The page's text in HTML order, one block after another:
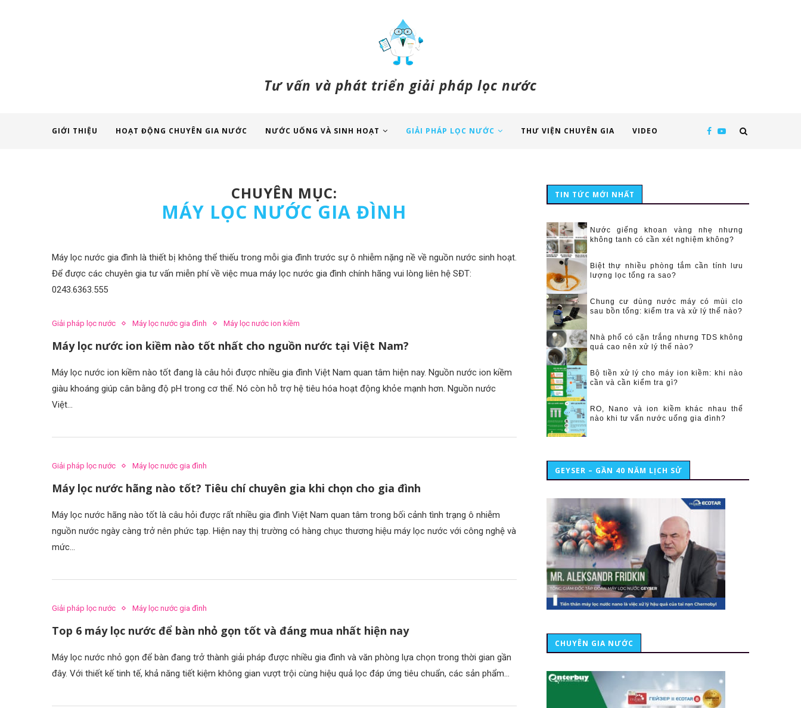
Tư vấn và phát triển giải pháp lọc nước
GIỚI THIỆU HOẠT ĐỘNG CHUYÊN GIA NƯỚC NƯỚC UỐNG VÀ SINH HOẠT GIẢI PHÁP LỌC NƯỚC THƯ VIỆN CHUYÊN GIA VIDEO
CHUYÊN MỤC:
MÁY LỌC NƯỚC GIA ĐÌNH
Máy lọc nước gia đình là thiết bị không thể thiếu trong mỗi gia đình trước sự ô nhiễm nặng nề về nguồn nước sinh hoạt.
Để được các chuyên gia tư vấn miễn phí về việc mua máy lọc nước gia đình chính hãng vui lòng liên hệ SĐT:
0243.6363.555
Giải pháp lọc nước Máy lọc nước gia đình Máy lọc nước ion kiềm
Máy lọc nước ion kiềm nào tốt nhất cho nguồn nước tại Việt Nam?
Máy lọc nước ion kiềm nào tốt đang là câu hỏi được nhiều gia đình Việt Nam quan tâm hiện nay. Nguồn nước ion kiềm
giàu khoáng giúp cân bằng độ pH trong cơ thể. Nó còn hỗ trợ hệ tiêu hóa hoạt động khỏe mạnh hơn. Nguồn nước
Việt…
Giải pháp lọc nước Máy lọc nước gia đình
Máy lọc nước hãng nào tốt? Tiêu chí chuyên gia khi chọn cho gia đình
Máy lọc nước hãng nào tốt là câu hỏi được rất nhiều gia đình Việt Nam quan tâm trong bối cảnh tình trạng ô nhiễm
nguồn nước ngày càng trở nên phức tạp. Hiện nay thị trường có hàng chục thương hiệu máy lọc nước với công nghệ và
mức…
Giải pháp lọc nước Máy lọc nước gia đình
Top 6 máy lọc nước để bàn nhỏ gọn tốt và đáng mua nhất hiện nay
Máy lọc nước nhỏ gọn để bàn đang trở thành giải pháp được nhiều gia đình và văn phòng lựa chọn trong thời gian gần
đây. Với thiết kế tinh tế, khả năng tiết kiệm không gian vượt trội cùng hiệu quả lọc đáp ứng tiêu chuẩn, các sản phẩm…
TIN TỨC MỚI NHẤT
Nước giếng khoan vàng nhẹ nhưng
không tanh có cần xét nghiệm không?
Biệt thự nhiều phòng tắm cần tính lưu
lượng lọc tổng ra sao?
Chung cư dùng nước máy có mùi clo
sau bồn tổng: kiểm tra và xử lý thế nào?
Nhà phố có cặn trắng nhưng TDS không
quá cao nên xử lý thế nào?
Bộ tiền xử lý cho máy ion kiềm: khi nào
cần và cần kiểm tra gì?
RO, Nano và ion kiềm khác nhau thế
nào khi tư vấn nước uống gia đình?
GEYSER – GẦN 40 NĂM LỊCH SỬ
CHUYÊN GIA NƯỚC